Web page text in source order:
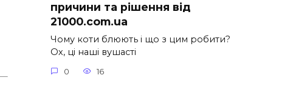
причини та рішення від
21000.com.ua
Чому коти блюють і що з цим робити?
Ох, ці наші вушасті
0 16